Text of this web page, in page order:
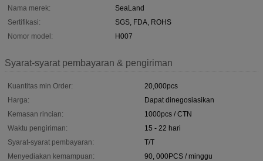
Nama merek:
SeaLand
Sertifikasi:
SGS, FDA, ROHS
Nomor model:
H007
Syarat-syarat pembayaran & pengiriman
Kuantitas min Order:
20,000pcs
Harga:
Dapat dinegosiasikan
Kemasan rincian:
1000pcs / CTN
Waktu pengiriman:
15 - 22 hari
Syarat-syarat pembayaran:
T/T
Menyediakan kemampuan:
90, 000PCS / minggu